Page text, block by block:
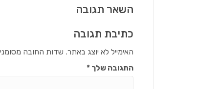
השאר תגובה
כתיבת תגובה
האימייל לא יוצג באתר. שדות החובה
התגובה שלך*